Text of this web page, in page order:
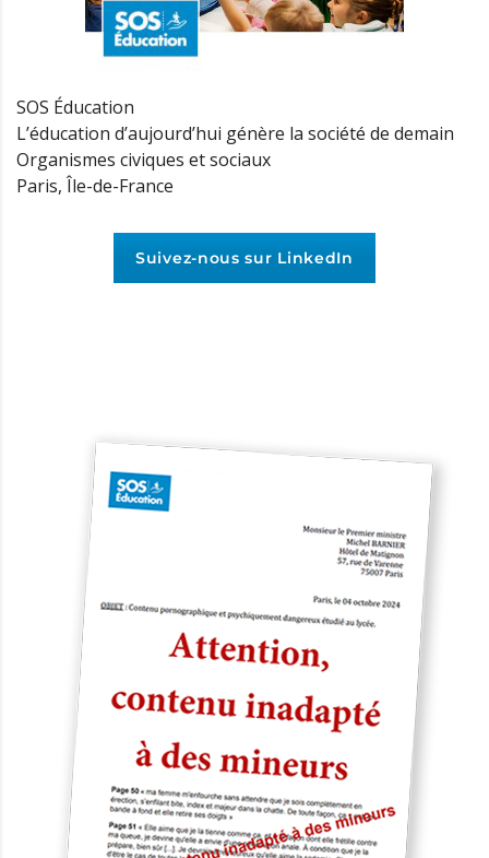
SOS Éducation
L’éducation d’aujourd’hui génère la société de demain
Organismes civiques et sociaux
Paris, Île-de-France
Suivez-nous sur LinkedIn